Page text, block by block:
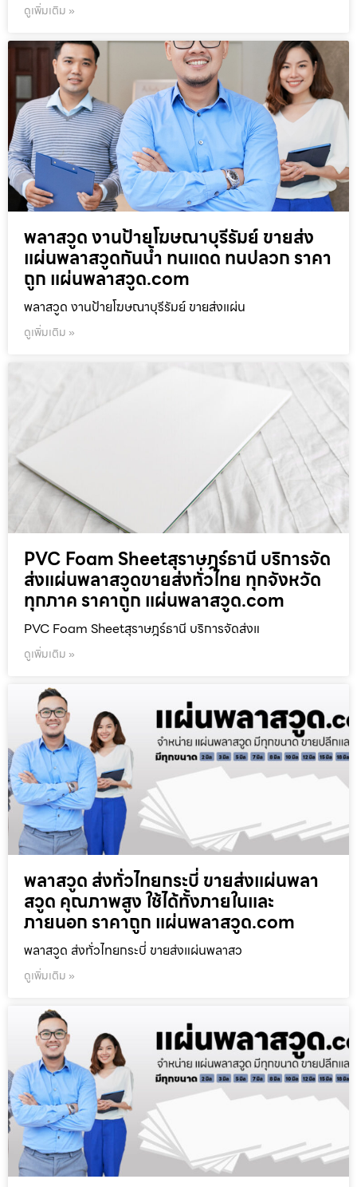
ดูเพิ่มเติม »
พลาสวูด งานป้ายโฆษณาบุรีรัมย์ ขายส่ง
แผ่นพลาสวูดกันน้ำ ทนแดด ทนปลวก ราคา
ถูก แผ่นพลาสวูด.com
พลาสวูด งานป้ายโฆษณาบุรีรัมย์ ขายส่งแผ่น
ดูเพิ่มเติม »
PVC Foam Sheetสุราษฎร์ธานี บริการจัด
ส่งแผ่นพลาสวูดขายส่งทั่วไทย ทุกจังหวัด
ทุกภาค ราคาถูก แผ่นพลาสวูด.com
PVC Foam Sheetสุราษฎร์ธานี บริการจัดส่งแ
ดูเพิ่มเติม »
พลาสวูด ส่งทั่วไทยกระบี่ ขายส่งแผ่นพลา
สวูด คุณภาพสูง ใช้ได้ทั้งภายในและ
ภายนอก ราคาถูก แผ่นพลาสวูด.com
พลาสวูด ส่งทั่วไทยกระบี่ ขายส่งแผ่นพลาสว
ดูเพิ่มเติม »